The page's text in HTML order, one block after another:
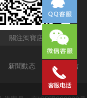
關注淘寶店鋪
新聞動态 聯系蒙信
379498411